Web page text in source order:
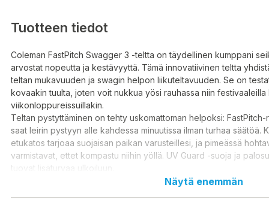
Tuotteen tiedot
Coleman FastPitch Swagger 3 -teltta on täydellinen kumppani
arvostat nopeutta ja kestävyyttä. Tämä innovatiivinen teltta
teltan mukavuuden ja swagin helpon liikuteltavuuden. Se on
kovaakin tuulta, joten voit nukkua yösi rauhassa niin festivaaleilla
viikonloppureissuillakin.
Teltan pystyttäminen on tehty uskomattoman helpoksi: FastPitch-
saat leirin pystyyn alle kahdessa minuutissa ilman turhaa säätöä.
etukatos tarjoaa suojaisan paikan varusteillesi, ja pimeässä
varmistavat, ettet kompastu niihin yöllä. UV Guard -suoja ja
tuovat lisäturvaa ulkoiluun.
Henkilömäärä: 3
Näytä enemmän